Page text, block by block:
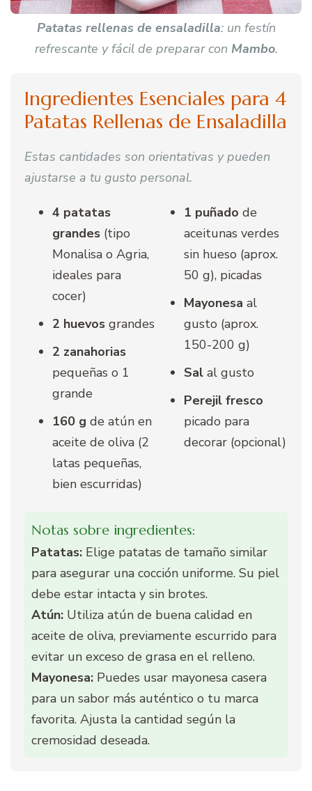
Patatas rellenas de ensaladilla: un festín
refrescante y fácil de preparar con Mambo.
Ingredientes Esenciales para 4
Patatas Rellenas de Ensaladilla
Estas cantidades son orientativas y pueden
ajustarse a tu gusto personal.
4 patatas
grandes (tipo
Monalisa o Agria,
ideales para
cocer)
2 huevos grandes
2 zanahorias
pequeñas o 1
grande
160 g de atún en
aceite de oliva (2
latas pequeñas,
bien escurridas)
1 puñado de
aceitunas verdes
sin hueso (aprox.
50 g), picadas
Mayonesa al
gusto (aprox.
150-200 g)
Sal al gusto
Perejil fresco
picado para
decorar (opcional)
Notas sobre ingredientes:
Patatas: Elige patatas de tamaño similar
para asegurar una cocción uniforme. Su piel
debe estar intacta y sin brotes.
Atún: Utiliza atún de buena calidad en
aceite de oliva, previamente escurrido para
evitar un exceso de grasa en el relleno.
Mayonesa: Puedes usar mayonesa casera
para un sabor más auténtico o tu marca
favorita. Ajusta la cantidad según la
cremosidad deseada.